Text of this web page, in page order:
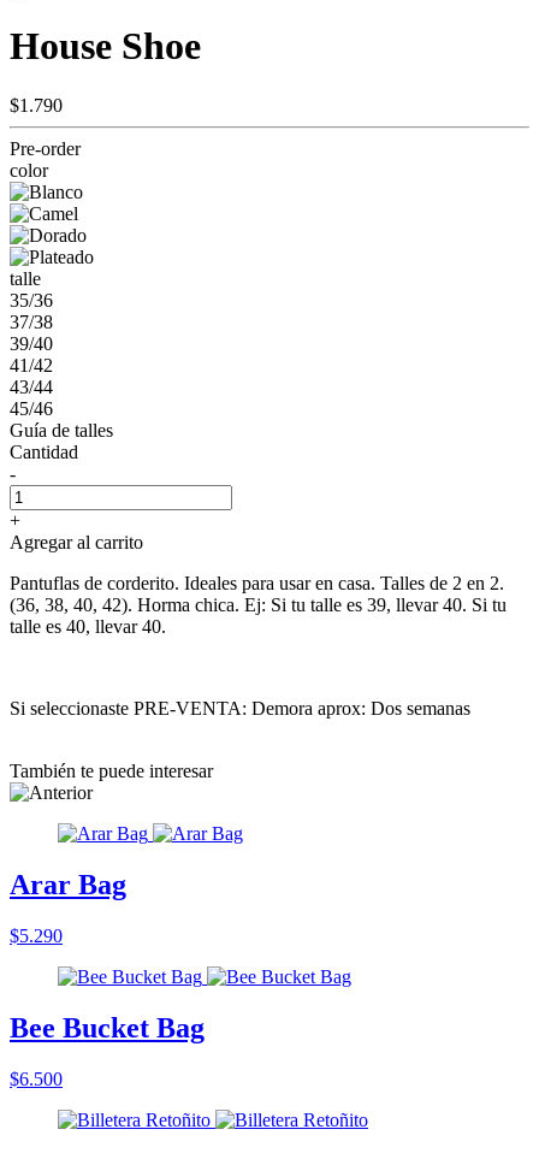
House Shoe
$1.790
Pre-order
color
talle
35/36
37/38
39/40
41/42
43/44
45/46
Guía de talles
Cantidad
-
+
Agregar al carrito
Pantuflas de corderito. Ideales para usar en casa. Talles de 2 en 2.
(36, 38, 40, 42). Horma chica. Ej: Si tu talle es 39, llevar 40. Si tu
talle es 40, llevar 40.
Si seleccionaste PRE-VENTA: Demora aprox: Dos semanas
También te puede interesar
Arar Bag
$5.290
Bee Bucket Bag
$6.500